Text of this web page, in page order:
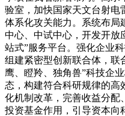
验室，加快国家天文台射电
体系化攻关能力。系统布局
中心、中试中心，开发开放
站式”服务平台。强化企业
组建紧密型创新联合体，联
鹰、瞪羚、独角兽”科技企
态，构建符合科研规律的高
化机制改革，完善收益分配
投资基金作用，引导资本向